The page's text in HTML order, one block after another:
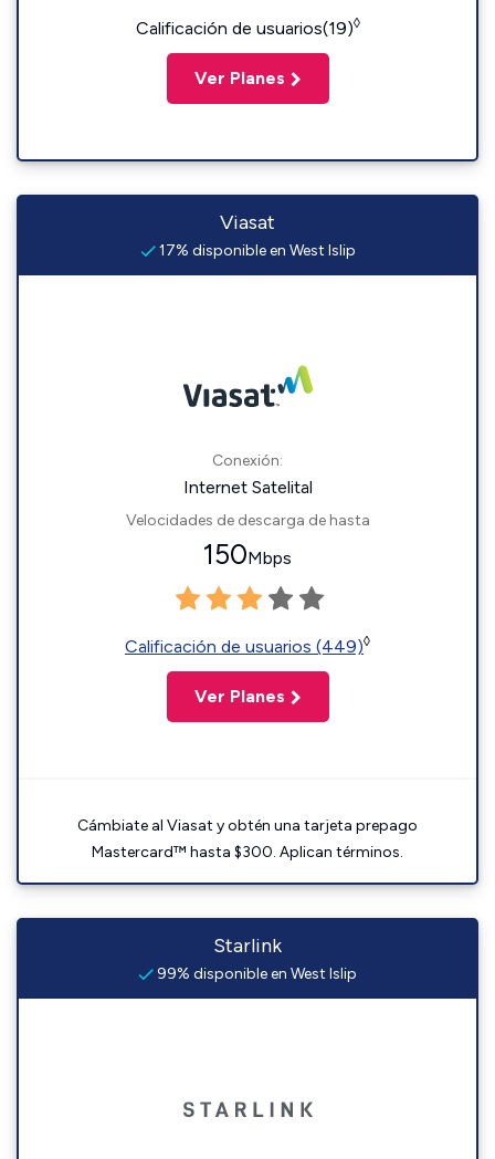
Calificación de usuarios(19)◊
Ver Planes
Viasat
17% disponible en West Islip
Conexión:
Internet Satelital
Velocidades de descarga de hasta
150Mbps
Calificación de usuarios (449)◊
Ver Planes
Cámbiate al Viasat y obtén una tarjeta prepago
Mastercard™ hasta $300. Aplican términos.
Starlink
99% disponible en West Islip